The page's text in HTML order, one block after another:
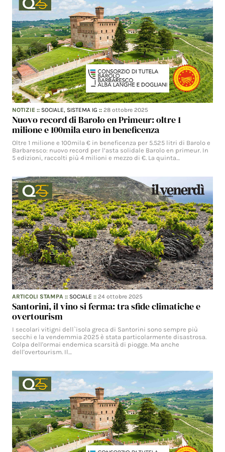
NOTIZIE :: SOCIALE, SISTEMA IG ::28 ottobre 2025
Nuovo record di Barolo en Primeur: oltre 1
milione e 100mila euro in beneficenza
Oltre 1 milione e 100mila € in beneficenza per 5.525 litri di Barolo e
Barbaresco: nuovo record per l’asta solidale Barolo en primeur. In
5 edizioni, raccolti più 4 milioni e mezzo di €. La quinta…
ARTICOLI STAMPA :: SOCIALE ::24 ottobre 2025
Santorini, il vino si ferma: tra sfide climatiche e
overtourism
I secolari vitigni dell`isola greca di Santorini sono sempre più
secchi e la vendemmia 2025 è stata particolarmente disastrosa.
Colpa dell'ormai endemica scarsità di piogge. Ma anche
dell'overtourism. Il…